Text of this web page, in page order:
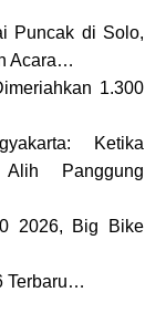
Puncak di Solo,
Acara…
1.300
Ketika
Panggung
2026, Big Bike
Terbaru…